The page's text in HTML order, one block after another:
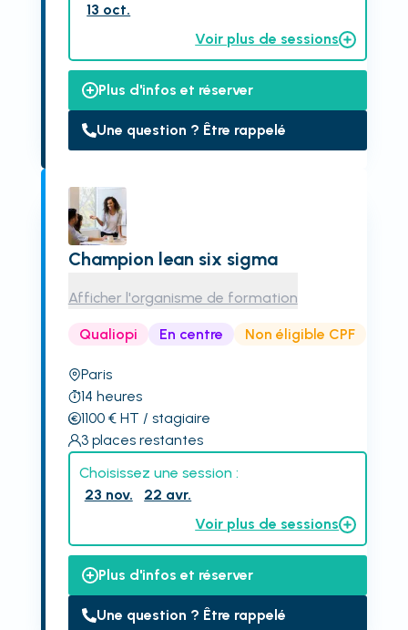
13 oct.
Voir plus de sessions
Plus d'infos et réserver
Une question ? Être rappelé
Champion lean six sigma
Afficher l'organisme de formation
Qualiopi En centre Non éligible CPF
Paris
14 heures
1100€ HT / stagiaire
3 places restantes
Choisissez une session :
23 nov.
22 avr.
Voir plus de sessions
Plus d'infos et réserver
Une question ? Être rappelé